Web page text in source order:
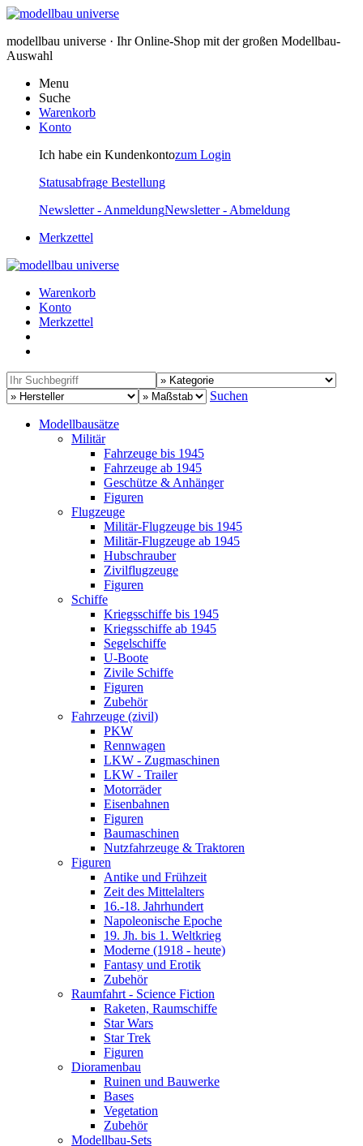
modellbau universe · Ihr Online-Shop mit der großen Modellbau-
Auswahl
Menu
Suche
Warenkorb
Konto
Ich habe ein Kundenkontozum Login
Statusabfrage Bestellung
Newsletter - AnmeldungNewsletter - Abmeldung
Merkzettel
Warenkorb
Konto
Merkzettel
Suchen
Modellbausätze
Militär
Fahrzeuge bis 1945
Fahrzeuge ab 1945
Geschütze & Anhänger
Figuren
Flugzeuge
Militär-Flugzeuge bis 1945
Militär-Flugzeuge ab 1945
Hubschrauber
Zivilflugzeuge
Figuren
Schiffe
Kriegsschiffe bis 1945
Kriegsschiffe ab 1945
Segelschiffe
U-Boote
Zivile Schiffe
Figuren
Zubehör
Fahrzeuge (zivil)
PKW
Rennwagen
LKW - Zugmaschinen
LKW - Trailer
Motorräder
Eisenbahnen
Figuren
Baumaschinen
Nutzfahrzeuge & Traktoren
Figuren
Antike und Frühzeit
Zeit des Mittelalters
16.-18. Jahrhundert
Napoleonische Epoche
19. Jh. bis 1. Weltkrieg
Moderne (1918 - heute)
Fantasy und Erotik
Zubehör
Raumfahrt - Science Fiction
Raketen, Raumschiffe
Star Wars
Star Trek
Figuren
Dioramenbau
Ruinen und Bauwerke
Bases
Vegetation
Zubehör
Modellbau-Sets